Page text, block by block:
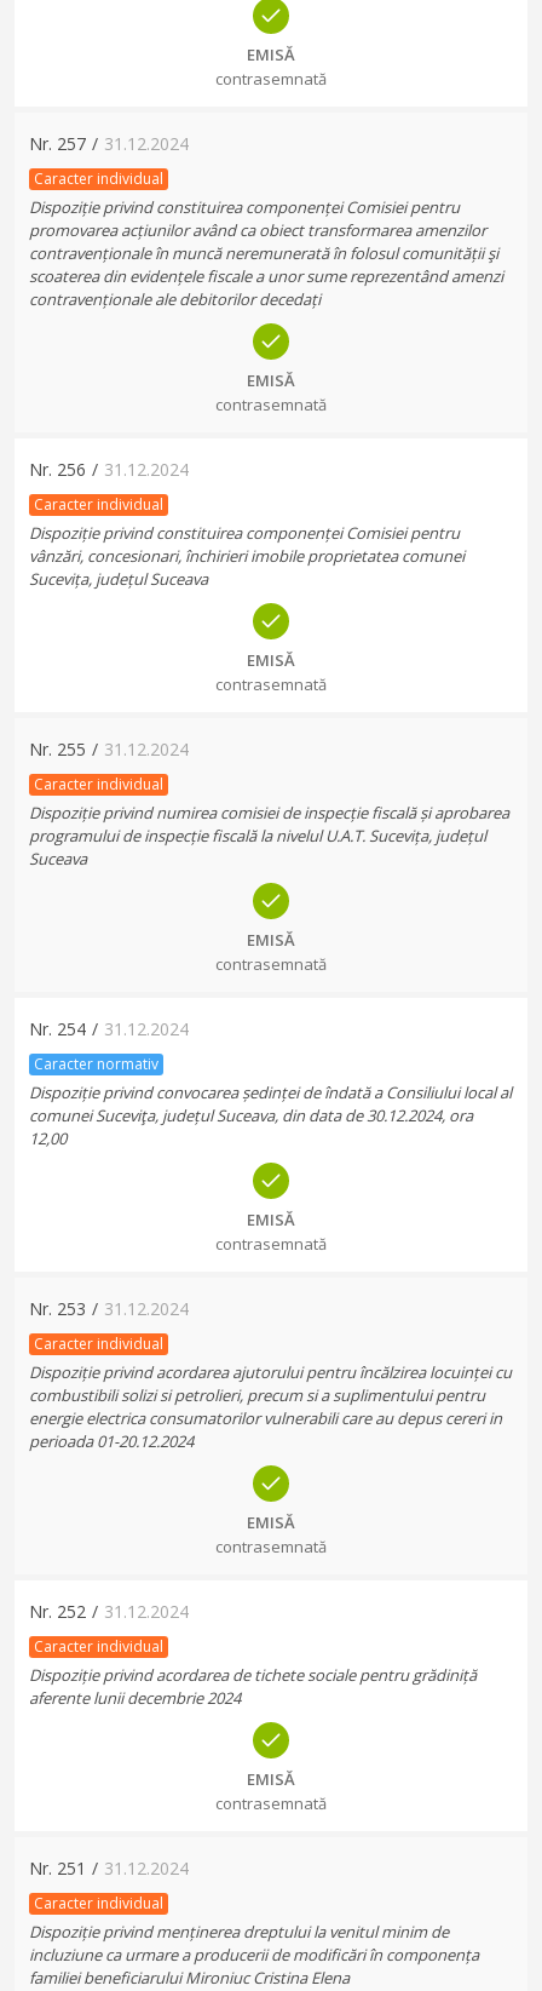
EMISĂ
contrasemnată
Nr. 257 / 31.12.2024
Caracter individual
Dispoziție privind constituirea componenței Comisiei pentru
promovarea acțiunilor având ca obiect transformarea amenzilor
contravenționale în muncă neremunerată în folosul comunității şi
scoaterea din evidențele fiscale a unor sume reprezentând amenzi
contravenționale ale debitorilor decedați
EMISĂ
contrasemnată
Nr. 256 / 31.12.2024
Caracter individual
Dispoziție privind constituirea componenței Comisiei pentru
vânzări, concesionari, închirieri imobile proprietatea comunei
Sucevița, județul Suceava
EMISĂ
contrasemnată
Nr. 255 / 31.12.2024
Caracter individual
Dispoziție privind numirea comisiei de inspecție fiscală și aprobarea
programului de inspecție fiscală la nivelul U.A.T. Sucevița, județul
Suceava
EMISĂ
contrasemnată
Nr. 254 / 31.12.2024
Caracter normativ
Dispoziție privind convocarea ședinței de îndată a Consiliului local al
comunei Suceviţa, județul Suceava, din data de 30.12.2024, ora
12,00
EMISĂ
contrasemnată
Nr. 253 / 31.12.2024
Caracter individual
Dispoziție privind acordarea ajutorului pentru încălzirea locuinței cu
combustibili solizi si petrolieri, precum si a suplimentului pentru
energie electrica consumatorilor vulnerabili care au depus cereri in
perioada 01-20.12.2024
EMISĂ
contrasemnată
Nr. 252 / 31.12.2024
Caracter individual
Dispoziție privind acordarea de tichete sociale pentru grădiniță
aferente lunii decembrie 2024
EMISĂ
contrasemnată
Nr. 251 / 31.12.2024
Caracter individual
Dispoziție privind menținerea dreptului la venitul minim de
incluziune ca urmare a producerii de modificări în componența
familiei beneficiarului Mironiuc Cristina Elena